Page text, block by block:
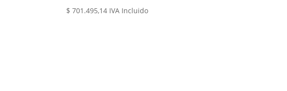
$ 701.495,14 IVA Incluido